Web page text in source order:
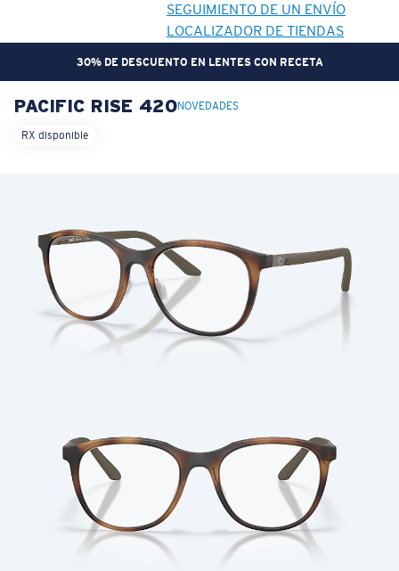
SEGUIMIENTO DE UN ENVÍO
LOCALIZADOR DE TIENDAS
30% DE DESCUENTO EN LENTES CON RECETA
OBJETIVO ACTUALIZADO¡AGREGADO AL CARRITO!
Precio: Sin cargo
Cantidad:
PACIFIC RISE 420NOVEDADES
RX disponible